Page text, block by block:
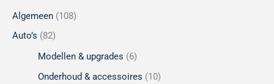
Algemeen (108)
Auto’s (82)
Modellen & upgrades (6)
Onderhoud & accessoires (10)